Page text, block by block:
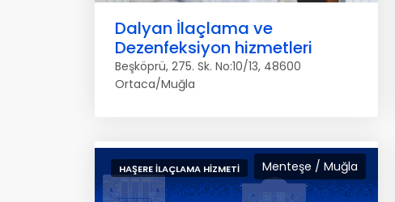
Dalyan İlaçlama ve
Dezenfeksiyon hizmetleri
Beşköprü, 275. Sk. No:10/13, 48600
Ortaca/Muğla
Menteşe / Muğla
HAŞERE İLAÇLAMA HIZMETI